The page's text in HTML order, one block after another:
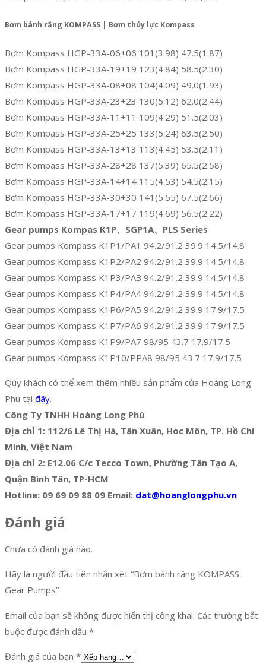
Bơm bánh răng KOMPASS | Bơm thủy lực Kompass
Bơm Kompass HGP-33A-06+06 101(3.98) 47.5(1.87)
Bơm Kompass HGP-33A-19+19 123(4.84) 58.5(2.30)
Bơm Kompass HGP-33A-08+08 104(4.09) 49.0(1.93)
Bơm Kompass HGP-33A-23+23 130(5.12) 62.0(2.44)
Bơm Kompass HGP-33A-11+11 109(4.29) 51.5(2.03)
Bơm Kompass HGP-33A-25+25 133(5.24) 63.5(2.50)
Bơm Kompass HGP-33A-13+13 113(4.45) 53.5(2.11)
Bơm Kompass HGP-33A-28+28 137(5.39) 65.5(2.58)
Bơm Kompass HGP-33A-14+14 115(4.53) 54.5(2.15)
Bơm Kompass HGP-33A-30+30 141(5.55) 67.5(2.66)
Bơm Kompass HGP-33A-17+17 119(4.69) 56.5(2.22)
Gear pumps Kompas K1P、SGP1A、PLS Series
Gear pumps Kompass K1P1/PА1 94.2/91.2 39.9 14.5/14.8
Gear pumps Kompass K1P2/PА2 94.2/91.2 39.9 14.5/14.8
Gear pumps Kompass K1P3/PАЗ 94.2/91.2 39.9 14.5/14.8
Gear pumps Kompass K1P4/PА4 94.2/91.2 39.9 14.5/14.8
Gear pumps Kompass K1P6/PA5 94.2/91.2 39.9 17.9/17.5
Gear pumps Kompass K1P7/PА6 94.2/91.2 39.9 17.9/17.5
Gear pumps Kompass K1P9/РA7 98/95 43.7 17.9/17.5
Gear pumps Kompass K1P10/PРА8 98/95 43.7 17.9/17.5
Qúy khách có thể xem thêm nhiều sản phẩm của Hoàng Long
Phú tại đây.
Công Ty TNHH Hoàng Long Phú
Địa chỉ 1: 112/6 Lê Thị Hà, Tân Xuân, Hoc Môn, TP. Hồ Chí
Minh, Việt Nam
Địa chỉ 2: E12.06 C/c Tecco Town, Phường Tân Tạo A,
Quận Bình Tân, TP-HCM
Hotline: 09 69 09 88 09 Email: dat@hoanglongphu.vn
Đánh giá
Chưa có đánh giá nào.
Hãy là người đầu tiên nhận xét “Bơm bánh răng KOMPASS
Gear Pumps”
Email của bạn sẽ không được hiển thị công khai. Các trường bắt
buộc được đánh dấu *
Đánh giá của bạn *